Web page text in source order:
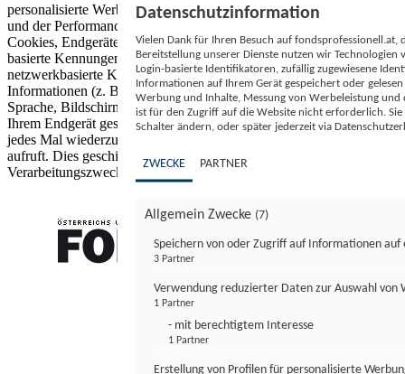
personalisierte Werbung und Inhalte, Messung von Werbeleistung
und der Performance von Inhalten sowie Zielgruppenforschung.
Cookies, Endgeräte- oder ähnliche Online-Kennungen (z. B. login-
basierte Kennungen, zufällig generierte Kennungen,
netzwerkbasierte Kennungen) können zusammen mit anderen
Informationen (z. B. Browsertyp und Browserinformationen,
Sprache, Bildschirmgröße, unterstützte Technologien usw.) auf
Ihrem Endgerät gespeichert oder von dort ausgelesen werden, um es
jedes Mal wiederzuerkennen, wenn es eine App oder einer Webseite
aufruft. Dies geschieht für einen oder mehrere der hier aufgeführten
Verarbeitungszwecke.
Datenschutzinformation
Vielen Dank für Ihren Besuch auf
Bereitstellung unserer Dienste nutzen wir Technologien
Login-basierte Identifikatoren, zufällig zugewiesene
Informationen auf Ihrem Gerät gespeichert oder
Werbung und Inhalte, Messung von Werbeleistung
ist für den Zugriff auf die Website nicht erforderlich.
Schalter ändern, oder später jederzeit via
ZWECKE PARTNER
Allgemein Zwecke (7)
Speichern von oder Zugriff auf Informationen auf
3 Partner
Verwendung reduzierter Daten zur Auswahl von
1 Partner
- mit berechtigtem Interesse
1 Partner
Erstellung von Profilen für personalisierte
FONDS professionell